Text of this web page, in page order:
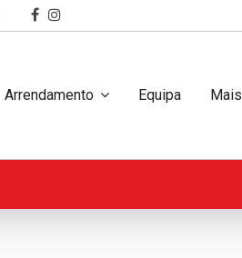
Arrendamento Equipa Mais